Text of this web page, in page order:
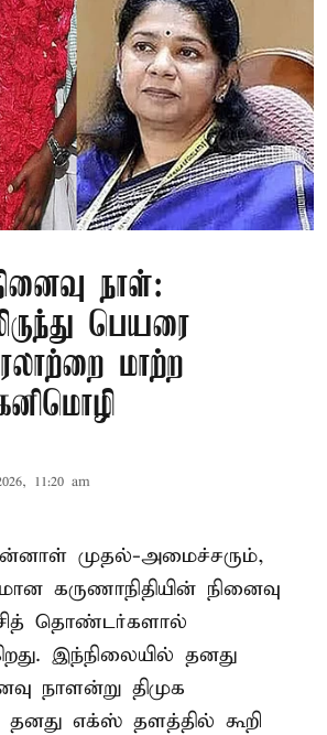
நாள்:
பெயரை
மாற்ற
11:20 am
முதல்-அமைச்சரும்,
கருணாநிதியின் நினைவு
தொண்டர்களால்
இந்நிலையில் தனது
நாளன்று திமுக
தனது எக்ஸ் தளத்தில் கூறி